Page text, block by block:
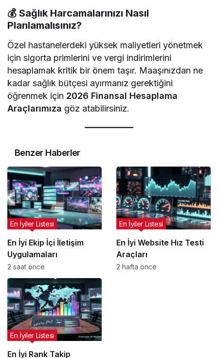
💰 Sağlık Harcamalarınızı Nasıl
Planlamalısınız?
Özel hastanelerdeki yüksek maliyetleri yönetmek
için sigorta primlerini ve vergi indirimlerini
hesaplamak kritik bir önem taşır. Maaşınızdan ne
kadar sağlık bütçesi ayırmanız gerektiğini
öğrenmek için 2026 Finansal Hesaplama
Araçlarımıza göz atabilirsiniz.
Benzer Haberler
En İyi Ekip İçi İletişim
Uygulamaları
En İyiler Listesi
2 saat önce
En İyi Website Hız Testi
Araçları
En İyiler Listesi
2 hafta önce
En İyi Rank Takip
En İyiler Listesi